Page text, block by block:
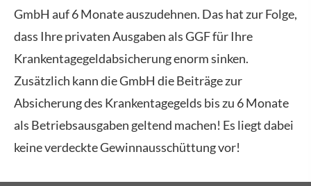
GmbH auf 6 Monate auszudehnen. Das hat zur Folge,
dass Ihre privaten Ausgaben als GGF für Ihre
Krankentagegeldabsicherung enorm sinken.
Zusätzlich kann die GmbH die Beiträge zur
Absicherung des Krankentagegelds bis zu 6 Monate
als Betriebsausgaben geltend machen! Es liegt dabei
keine verdeckte Gewinnausschüttung vor!